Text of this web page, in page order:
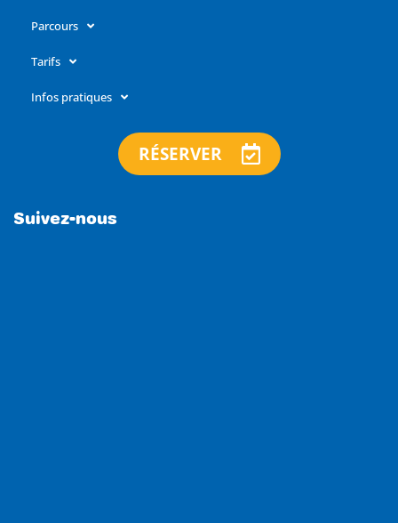
Parcours
Tarifs
Infos pratiques
RÉSERVER
Suivez-nous